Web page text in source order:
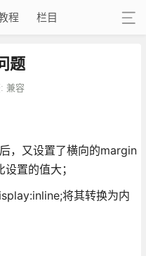
程 栏目
题
兼容
，又设置了横向的margin
置的值大；
将其转换为内